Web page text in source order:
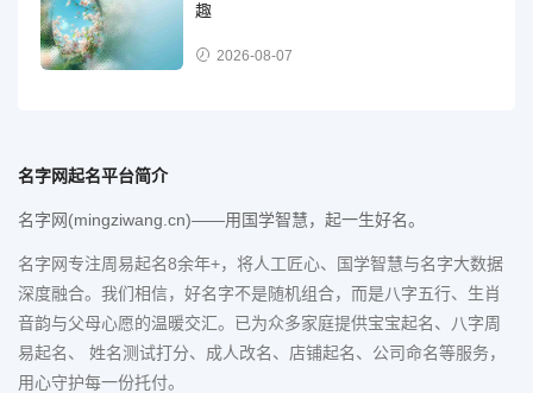
趣
2026-08-07
名字网起名平台简介
名字网(mingziwang.cn)——用国学智慧，起一生好名。
名字网专注周易起名8余年+，将人工匠心、国学智慧与名字大数据
深度融合。我们相信，好名字不是随机组合，而是八字五行、生肖
音韵与父母心愿的温暖交汇。已为众多家庭提供宝宝起名、八字周
易起名、 姓名测试打分、成人改名、店铺起名、公司命名等服务，
用心守护每一份托付。